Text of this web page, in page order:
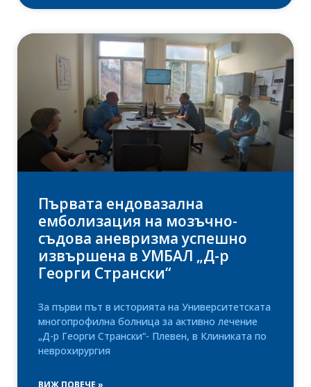
Първата ендовазална
емболизация на мозъчно-
съдова аневризма успешно
извършена в УМБАЛ „Д-р
Георги Странски“
За първи път в историята на Университетската
многопрофилна болница за активно лечение
„Д-р Георги Странски“- Плевен, в Клиниката по
неврохирургия
ВИЖ ПОВЕЧЕ »